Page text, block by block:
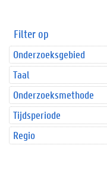
Filter op
Onderzoeksgebied
Taal
Onderzoeksmethode
Tijdsperiode
Regio